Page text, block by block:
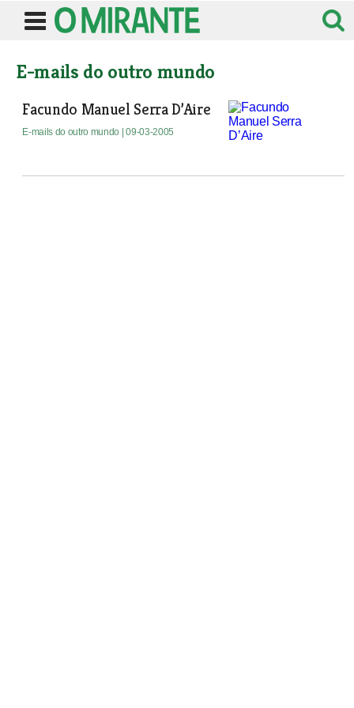
E-mails do outro mundo
Facundo Manuel Serra D’Aire
E-mails do outro mundo | 09-03-2005